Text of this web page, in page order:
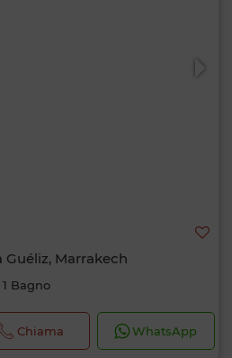
Marrakech
1 Bagno
Chiama WhatsApp